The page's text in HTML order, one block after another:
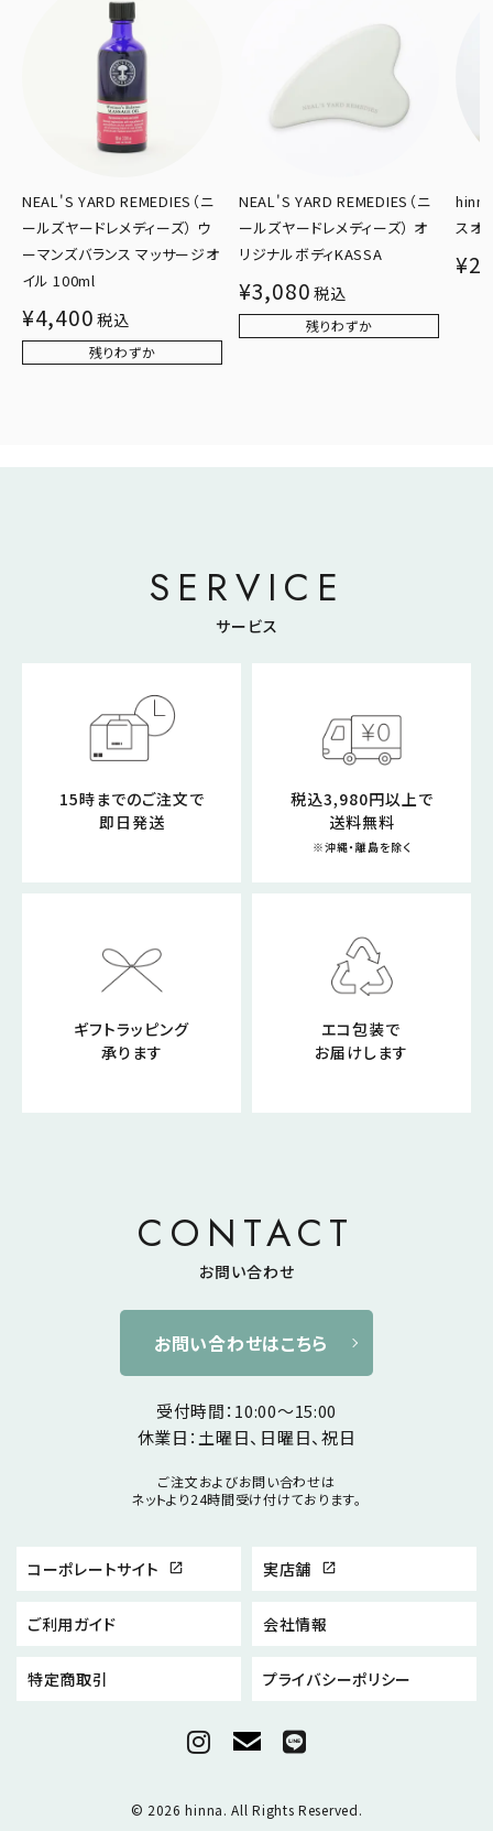
NEAL'S YARD REMEDIES（ニ
ールズヤードレメディーズ） ウ
ーマンズバランス マッサージオ
イル 100ml
¥4,400 税込
残りわずか
NEAL'S YARD REMEDIES（ニ
ールズヤードレメディーズ） オ
リジナルボディKASSA
¥3,080 税込
残りわずか
hinna
スオ
¥
SERVICE
サービス
15時までのご注文で
即日発送
税込3,980円以上で
送料無料
※沖縄・離島を除く
ギフトラッピング
承ります
エコ包装で
お届けします
CONTACT
お問い合わせ
お問い合わせはこちら
受付時間：10:00～15:00
休業日：土曜日、日曜日、祝日
ご注文およびお問い合わせは
ネットより24時間受け付けております。
コーポレートサイト open_in_new 実店舗 open_in_new
ご利用ガイド 会社情報
特定商取引 プライバシーポリシー
© 2026 hinna. All Rights Reserved.